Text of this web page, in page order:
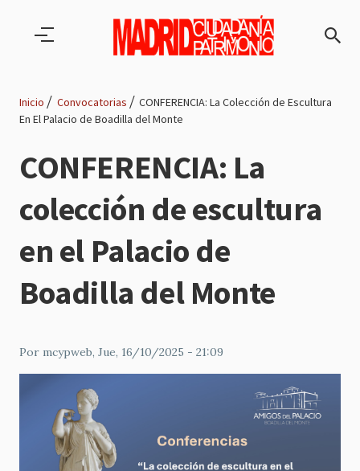
de
navegación
Inicio Convocatorias
CONFERENCIA: La Colección de Escultura
En El Palacio de Boadilla del Monte
CONFERENCIA: La
colección de escultura
en el Palacio de
Boadilla del Monte
Por mcypweb, Jue, 16/10/2025 - 21:09